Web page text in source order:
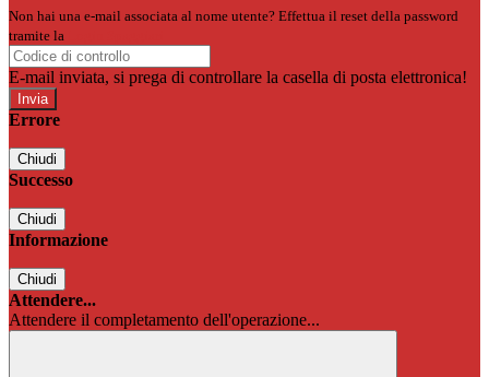
Non hai una e-mail associata al nome utente? Effettua il reset della password
tramite la
E-mail inviata, si prega di controllare la casella di posta elettronica!
Errore
Chiudi
Successo
Chiudi
Informazione
Chiudi
Attendere...
Attendere il completamento dell'operazione...